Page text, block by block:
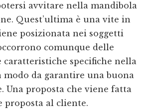
avvitare nella mandibola
Quest’ultima è una vite in
posizionata nei soggetti
comunque delle
caratteristiche specifiche nella
modo da garantire una buona
Una proposta che viene fatta
proposta al cliente.